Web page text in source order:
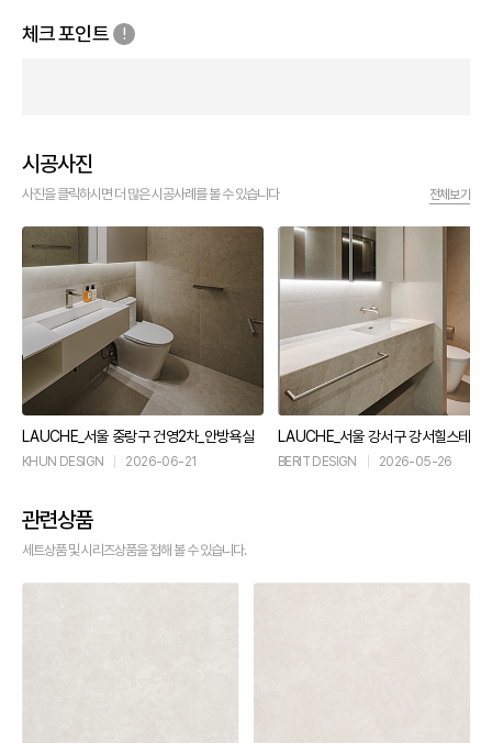
체크 포인트
시공사진
사진을 클릭하시면 더 많은 시공사례를 볼 수 있습니다 전체보기
LAUCHE_서울 중랑구 건영2차_안방욕실
KHUN DESIGN 2026-06-21 BERIT DESIGN 2026-05-26
관련상품
세트상품 및 시리즈상품을 접해 볼 수 있습니다.